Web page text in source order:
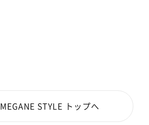
MEGANE STYLE トップへ